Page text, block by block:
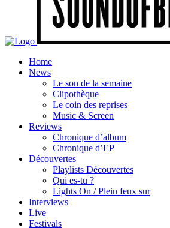
Home
News
Le son de la semaine
Clipothèque
Le coin des reprises
Music & Screen
Reviews
Chronique d’album
Chronique d’EP
Découvertes
Playlists Découvertes
Qui es-tu ?
Lights On / Plein feux sur
Interviews
Live
Festivals